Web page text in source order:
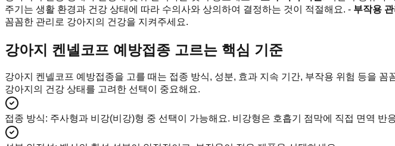
주기는 생활 환경과 건강 상태에 따라 수의사와 상의하여 결정하는 것이 적절해요. - 부작용 관
꼼꼼한 관리로 강아지의 건강을 지켜주세요.
강아지 켄넬코프 예방접종 고르는 핵심 기준
강아지 켄넬코프 예방접종을 고를 때는 접종 방식, 성분, 효과 지속 기간, 부작용 위험 등을
강아지의 건강 상태를 고려한 선택이 중요해요.
접종 방식: 주사형과 비강(비강)형 중 선택이 가능해요. 비강형은 호흡기 점막에 직접 면역 반